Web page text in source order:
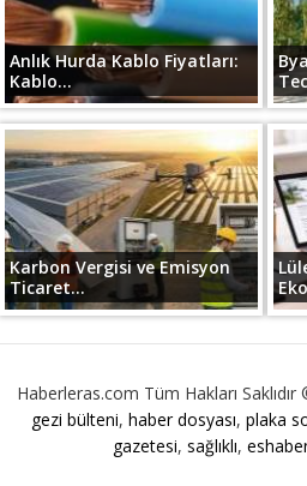
Anlık Hurda Kablo Fiyatları:
Kablo...
Karbon Vergisi ve Emisyon
Ticaret...
Haberleras.com Tüm Hakları
gezi bülteni, haber dosyası, plaka
gazetesi, sağlıklı,